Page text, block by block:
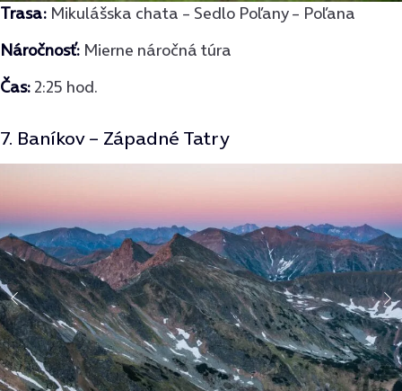
Trasa: Mikulášska chata – Sedlo Poľany – Poľana
Náročnosť: Mierne náročná túra
Čas: 2:25 hod.
7. Baníkov – Západné Tatry